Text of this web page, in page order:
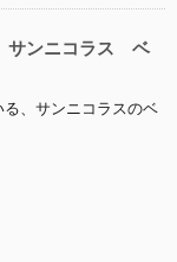
サンニコラス ベ
、サンニコラスのベ